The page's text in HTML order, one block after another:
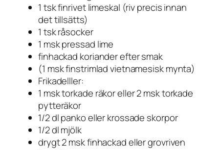
1 tsk finrivet limeskal (riv precis innan
det tillsätts)
1 tsk råsocker
1 msk pressad lime
finhackad koriander efter smak
(1 msk finstrimlad vietnamesisk mynta)
Frikadelller:
1 msk torkade räkor eller 2 msk torkade
pytteräkor
1/2 dl panko eller krossade skorpor
1/2 dl mjölk
drygt 2 msk finhackad eller grovriven